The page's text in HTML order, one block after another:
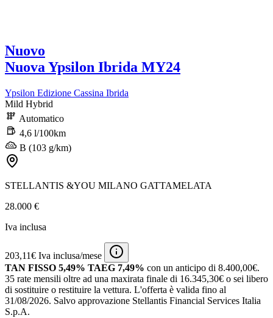
Nuovo
Nuova Ypsilon Ibrida MY24
Ypsilon Edizione Cassina Ibrida
Mild Hybrid
Automatico
4,6 l/100km
B (103 g/km)
STELLANTIS &YOU MILANO GATTAMELATA
28.000 €
Iva inclusa
203,11€ Iva inclusa/mese
TAN FISSO 5,49% TAEG 7,49% con un anticipo di 8.400,00€.
35 rate mensili oltre ad una maxirata finale di 16.345,30€ o sei libero
di sostituire o restituire la vettura. L'offerta è valida fino al
31/08/2026. Salvo approvazione Stellantis Financial Services Italia
S.p.A.